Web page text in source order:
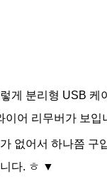
게 분리형 USB 케
이어 리무버가 보입
없어서 하나쯤 구
다. ㅎ ▼